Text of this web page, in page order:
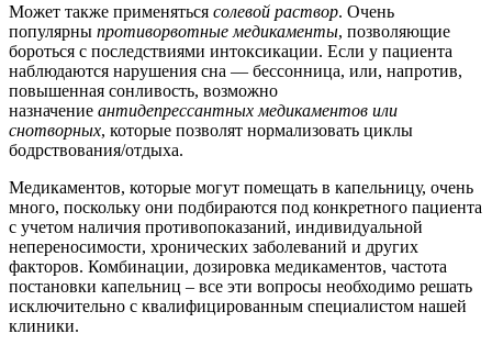
Может также применяться солевой раствор. Очень
популярны противорвотные медикаменты, позволяющие
бороться с последствиями интоксикации. Если у пациента
наблюдаются нарушения сна — бессонница, или, напротив,
повышенная сонливость, возможно
назначение антидепрессантных медикаментов или
снотворных, которые позволят нормализовать циклы
бодрствования/отдыха.
Медикаментов, которые могут помещать в капельницу, очень
много, поскольку они подбираются под конкретного пациента
с учетом наличия противопоказаний, индивидуальной
непереносимости, хронических заболеваний и других
факторов. Комбинации, дозировка медикаментов, частота
постановки капельниц – все эти вопросы необходимо решать
исключительно с квалифицированным специалистом нашей
клиники.